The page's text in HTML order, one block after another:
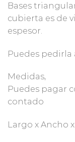
Bases
cubierta es de
espesor.
Puedes pedirla
Medidas,
Puedes pagar
contado
Largo x Ancho